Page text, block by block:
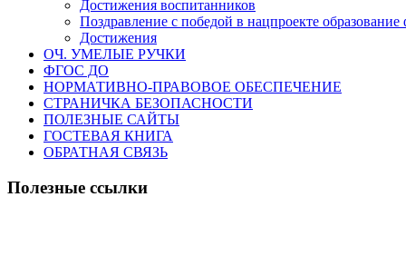
Достижения воспитанников
Поздравление с победой в нацпроекте образование
Достижения
ОЧ. УМЕЛЫЕ РУЧКИ
ФГОС ДО
НОРМАТИВНО-ПРАВОВОЕ ОБЕСПЕЧЕНИЕ
СТРАНИЧКА БЕЗОПАСНОСТИ
ПОЛЕЗНЫЕ САЙТЫ
ГОСТЕВАЯ КНИГА
ОБРАТНАЯ СВЯЗЬ
Полезные ссылки